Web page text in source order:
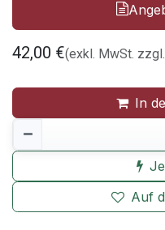
42,00 €(exkl. MwSt. zzgl.
In
Auf